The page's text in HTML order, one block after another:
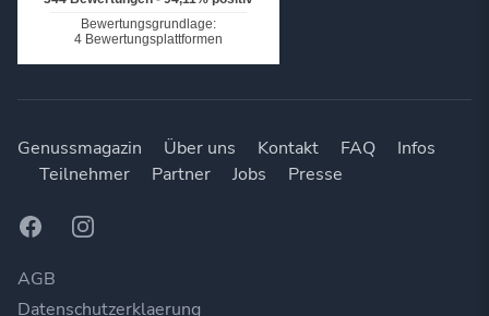
Genussmagazin Über uns Kontakt FAQ
Infos
Teilnehmer
Partner Jobs Presse
FacebookInstagram
AGB
Datenschutzerklaerung